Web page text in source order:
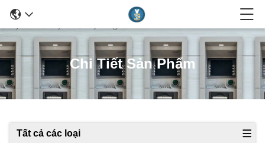
Chi Tiết Sản Phẩm
Tất cả các loại